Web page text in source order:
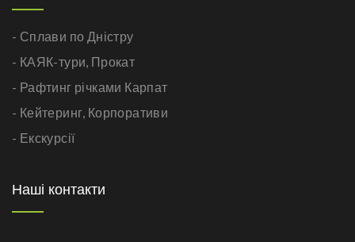
- Сплави по Дністру
- КАЯК-тури, Прокат
- Рафтинг річками Карпат
- Кейтеринг, Корпоративи
- Екскурсії
Наші контакти